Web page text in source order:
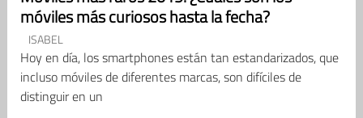
móviles más curiosos hasta la fecha?
ISABEL
Hoy en día, los smartphones están tan estandarizados, que
incluso móviles de diferentes marcas, son difíciles de
distinguir en un